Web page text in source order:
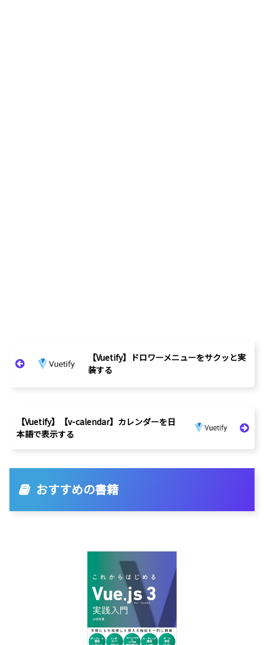
【Vuetify】ドロワーメニューをサクッと実
装する
【Vuetify】【v-calendar】カレンダーを日
本語で表示する
おすすめの書籍